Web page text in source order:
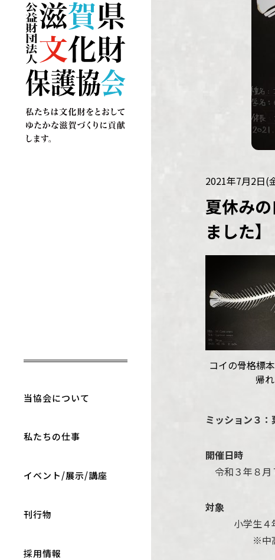
当協会について
私たちの仕事
イベント/展示/講座
刊行物
採用情報
2021年7月2日(
夏休み
ました】
コイの骨格標
帰れ
ミッション３：
開催日時
令和３年８
対象
小学生４年
※中高学生